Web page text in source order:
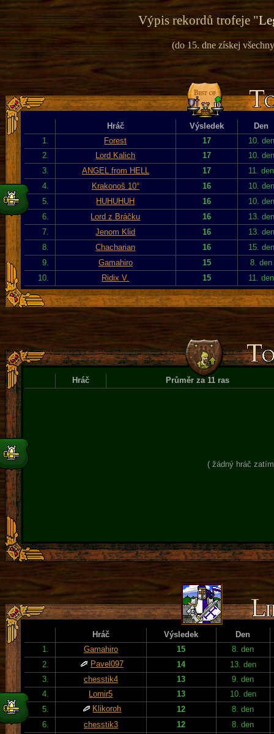
Výpis rekordů trofeje "
(do 15. dne získej
Hráč Výsledek
Den
1.
Forest 17
10. den
2.
Lord Kalich 17
10. den
3.
ANGEL from HELL 17
11. den
4.
Krakonoš 10° 16
10. den
5.
HUHUHUH 16
10. den
6.
Lord z Bráčku 16
13. den
7.
Jenom Klid 16
13. den
8.
Chacharian 16
15. den
9.
Gamahiro 15
8. den
10.
Ridix V. 15 11. den
Hráč Průměr za 11 ras
( žádný hráč
Hráč Výsledek
Den
1.
Gamahiro 15
8. den
2.
Pavel097 14
13. den
3.
chesstik4 13
9. den
4.
Lomir5 13
10. den
5.
Klikoroh 12
8. den
6.
chesstik3 12
8. den